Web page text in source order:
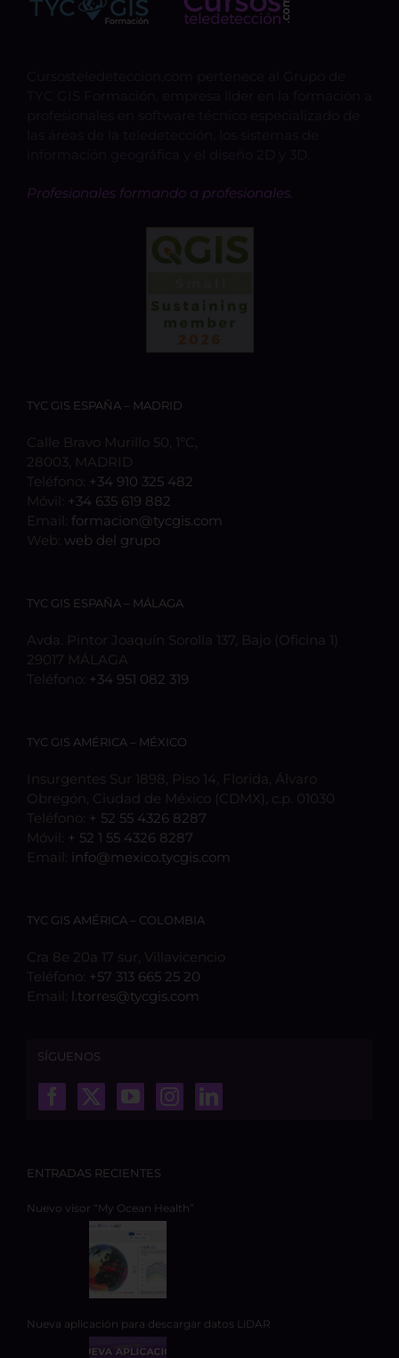
Profesionales formando a profesionales.
TYC GIS ESPAÑA – MADRID
Calle Bravo Murillo 50, 1ºC,
28003, MADRID
Teléfono: +34 910 325 482
Móvil: +34 635 619 882
Email: formacion@tycgis.com
Web: web del grupo
TYC GIS ESPAÑA – MÁLAGA
Avda. Pintor Joaquín Sorolla 137, Bajo (Oficina 1)
29017 MÁLAGA
Teléfono: +34 951 082 319
TYC GIS AMÉRICA – MÉXICO
Insurgentes Sur 1898, Piso 14, Florida, Álvaro
Obregón, Ciudad de México (CDMX), c.p. 01030
Teléfono: + 52 55 4326 8287
Móvil: + 52 1 55 4326 8287
Email: info@mexico.tycgis.com
TYC GIS AMÉRICA – COLOMBIA
Cra 8e 20a 17 sur, Villavicencio
Teléfono: +57 313 665 25 20
Email: l.torres@tycgis.com
SÍGUENOS
ENTRADAS RECIENTES
Nuevo visor “My Ocean Health”
Nueva aplicación para descargar datos LiDAR